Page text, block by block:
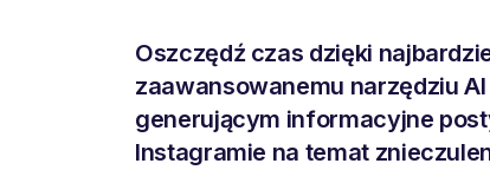
Oszczędź czas dzięki
zaawansowanemu narzędziu
generującym informacyjne
Instagramie na temat